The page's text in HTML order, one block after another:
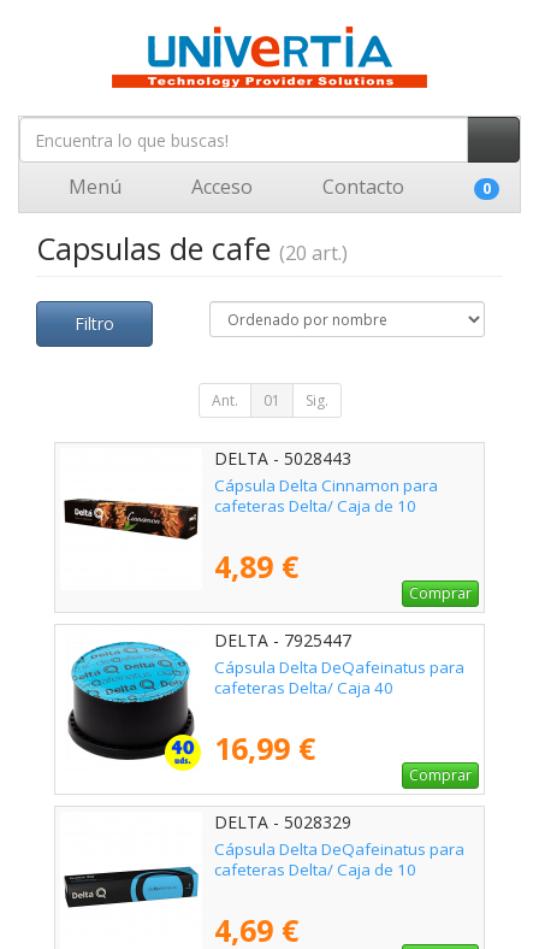
Menú Acceso Contacto 0
Capsulas de cafe (20 art.)
Filtro
Ant. 01 Sig.
DELTA - 5028443
Cápsula Delta Cinnamon para
cafeteras Delta/ Caja de 10
4,89 €
Comprar
DELTA - 7925447
Cápsula Delta DeQafeinatus para
cafeteras Delta/ Caja 40
16,99 €
Comprar
DELTA - 5028329
Cápsula Delta DeQafeinatus para
cafeteras Delta/ Caja de 10
4,69 €